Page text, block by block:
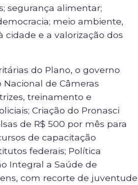
segurança alimentar;
meio ambiente,
cidade e a valorização dos
do Plano, o governo
de Câmeras
treinamento e
Criação do Pronasci
de R$ 500 por mês para
de capacitação
federais; Política
Integral a Saúde de
com recorte de juventude